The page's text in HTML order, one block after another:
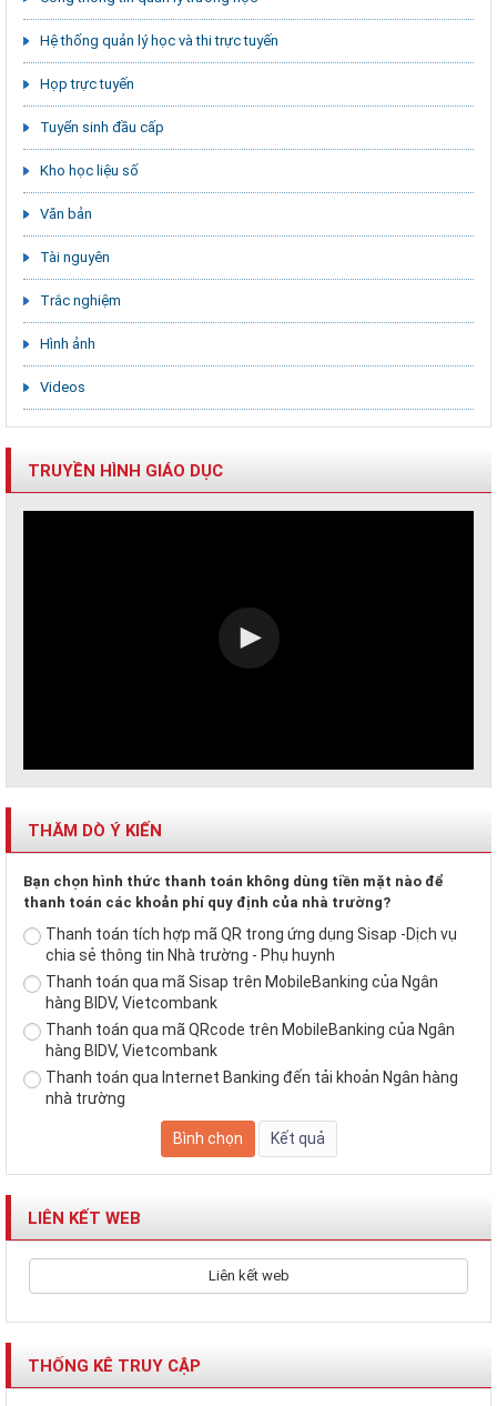
Hệ thống quản lý học và thi trực tuyến
Họp trực tuyến
Tuyển sinh đầu cấp
Kho học liệu số
Văn bản
Tài nguyên
Trắc nghiệm
Hình ảnh
Videos
TRUYỀN HÌNH GIÁO DỤC
THĂM DÒ Ý KIẾN
Bạn chọn hình thức thanh toán không dùng tiền mặt nào để
thanh toán các khoản phí quy định của nhà trường?
Thanh toán tích hợp mã QR trong ứng dụng Sisap -Dịch vụ
chia sẻ thông tin Nhà trường - Phụ huynh
Thanh toán qua mã Sisap trên MobileBanking của Ngân
hàng BIDV, Vietcombank
Thanh toán qua mã QRcode trên MobileBanking của Ngân
hàng BIDV, Vietcombank
Thanh toán qua Internet Banking đến tải khoản Ngân hàng
nhà trường
LIÊN KẾT WEB
Liên kết web
THỐNG KÊ TRUY CẬP